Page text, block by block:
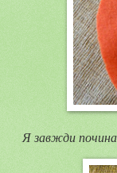
Я завжди